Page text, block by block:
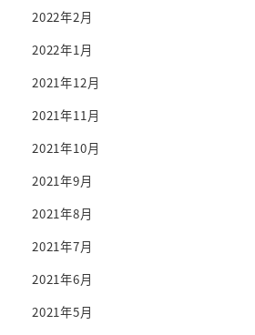
2022年2月
2022年1月
2021年12月
2021年11月
2021年10月
2021年9月
2021年8月
2021年7月
2021年6月
2021年5月